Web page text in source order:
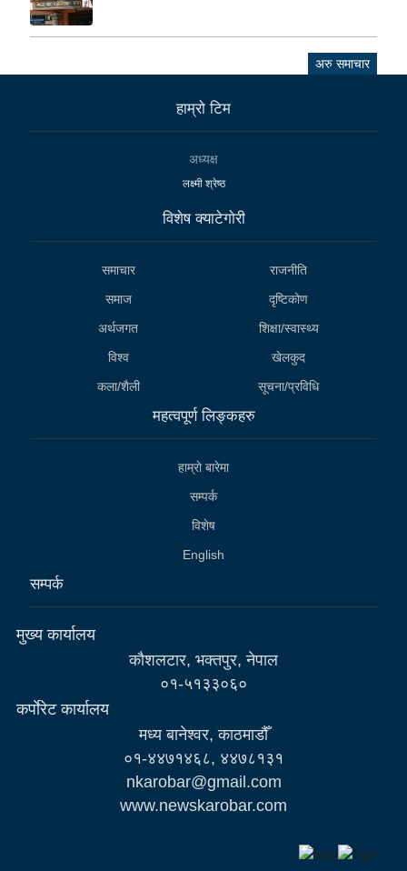
अरु समाचार
हाम्राे टिम
अध्यक्ष
लक्ष्मी श्रेष्ठ
विशेष क्याटेगाेरी
समाचार
राजनीति
समाज
दृष्टिकोण
अर्थजगत
शिक्षा/स्वास्थ्य
विश्व
खेलकुद
कला/शैली
सूचना/प्रविधि
महत्वपूर्ण लिङ्कहरु
हाम्राे बारेमा
सम्पर्क
विशेष
English
सम्पर्क
मुख्य कार्यालय
कौशलटार, भक्तपुर, नेपाल
०१-५१३३०६०
कर्पाेरेट कार्यालय
मध्य बानेश्वर, काठमाडौँ
०१-४४७१४६८, ४४७८१३१
nkarobar@gmail.com
www.newskarobar.com